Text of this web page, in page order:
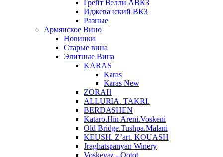
Грейт Велли АВКЗ
Иджеванский ВКЗ
Разные
Армянское Вино
Новинки
Старые вина
Элитные Вина
KARAS
Karas
Karas New
ZORAH
ALLURIA. TAKRI.
BERDASHEN
Kataro.Hin Areni.Voskeni
Old Bridge.Tushpa.Malani
KEUSH. Z’art. KOUASH
Jraghatspanyan Winery
Voskevaz - Qotot